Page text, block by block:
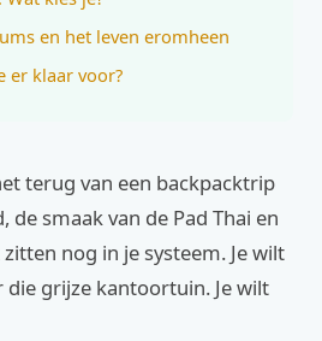
en het leven eromheen
er klaar voor?
terug van een backpacktrip
de smaak van de Pad Thai en
nog in je systeem. Je wilt
grijze kantoortuin. Je wilt